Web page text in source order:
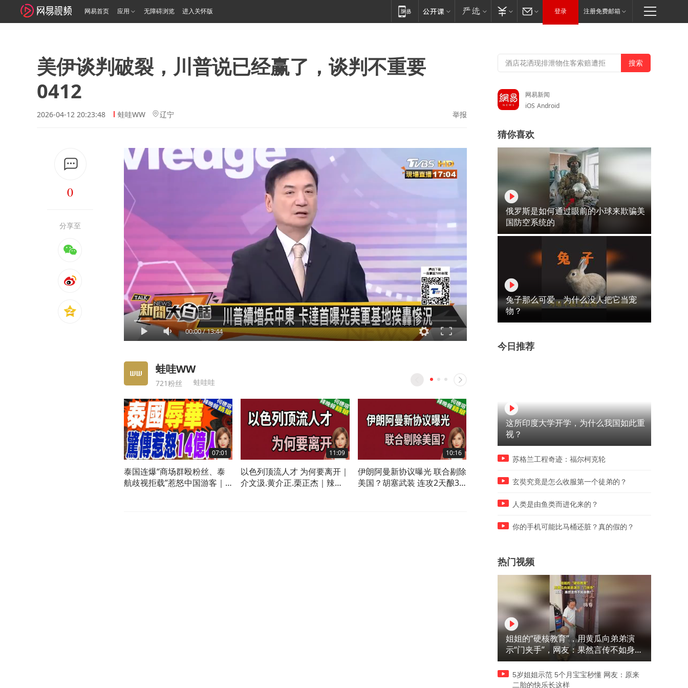
网易首页 应用 无障碍浏览 进入关怀版 登录 注册免费邮箱
美伊谈判破裂，川普说已经赢了，谈判不重要
0412
2026-04-12 20:23:48 蛙哇WW 辽宁 举报
0
分享至
00:00/13:44
蛙哇WW
721粉丝 蛙哇哇
07:01
泰国连爆“商场群殴粉丝、泰
航歧视拒载”惹怒中国游客｜
11:09
以色列顶流人才 为何要离开｜
介文汲.黄介正.栗正杰｜辣晚
10:16
伊朗阿曼新协议曝光 联合剔除
美国？胡塞武装 连攻2天酿32
F-15E座舱与无人机｜介文汲.
20260808
务协议 印度担忧“伊斯兰版北
辣晚报20260808
网易新闻
iOS Android
猜你喜欢
俄罗斯是如何通过眼前的小球来欺骗美
国防空系统的
兔子那么可爱，为什么没人把它当宠
物？
今日推荐
这所印度大学开学，为什么我国如此重
视？
苏格兰工程奇迹：福尔柯克轮
玄奘究竟是怎么收服第一个徒弟的？
人类是由鱼类而进化来的？
你的手机可能比马桶还脏？真的假的？
热门视频
姐姐的“硬核教育”，用黄瓜向弟弟演
示“门夹手”，网友：果然言传不如身
教！
5岁姐姐示范 5个月宝宝秒懂 网友：原来
二胎的快乐长这样